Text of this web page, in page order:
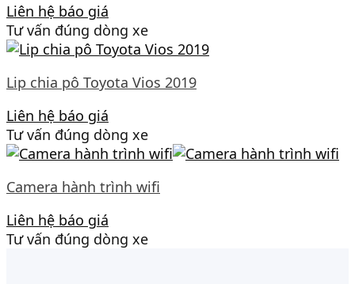
Liên hệ báo giá
Tư vấn đúng dòng xe
Lip chia pô Toyota Vios 2019
Liên hệ báo giá
Tư vấn đúng dòng xe
Camera hành trình wifi
Liên hệ báo giá
Tư vấn đúng dòng xe